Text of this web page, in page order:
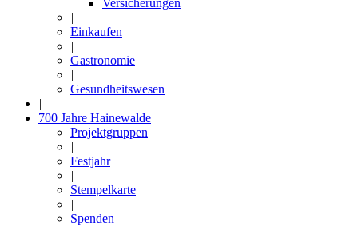
Versicherungen
|
Einkaufen
|
Gastronomie
|
Gesundheitswesen
|
700 Jahre Hainewalde
Projektgruppen
|
Festjahr
|
Stempelkarte
|
Spenden